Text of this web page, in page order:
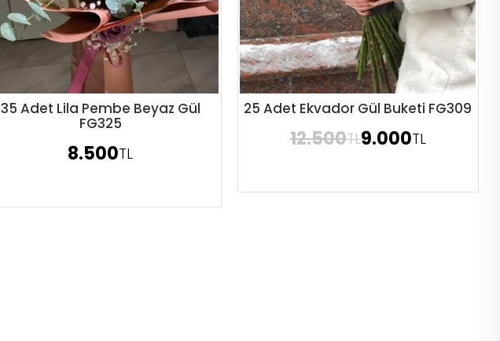
Sipariş Ver
35 Adet Lila Pembe Beyaz Gül
FG325
8.500TL
Sipariş Ver
25 Adet Ekvador Gül Buketi FG309
12.500TL9.000TL